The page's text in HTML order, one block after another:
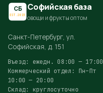
СБ
EST.2015
Софийская база
овощи и фрукты оптом
Санкт-Петербург, ул.
Софийская, д. 151
Въезд: ежедн. 08:00 — 17:00
Коммерческий отдел: Пн–Пт
10:00 — 20:00
Склад: круглосуточно